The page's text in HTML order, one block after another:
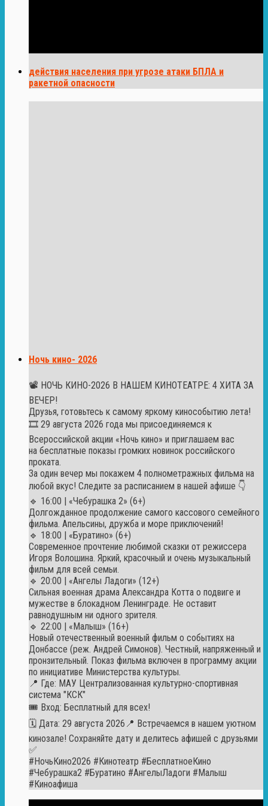
действия населения при угрозе атаки БПЛА и
ракетной опасности
Ночь кино- 2026
📽️ НОЧЬ КИНО-2026 В НАШЕМ КИНОТЕАТРЕ: 4 ХИТА ЗА
ВЕЧЕР!
Друзья, готовьтесь к самому яркому кинособытию лета!
🎞️ 29 августа 2026 года мы присоединяемся к
Всероссийской акции «Ночь кино» и приглашаем вас
на бесплатные показы громких новинок российского
проката.
За один вечер мы покажем 4 полнометражных фильма на
любой вкус! Следите за расписанием в нашей афише 👇
🔹 16:00 | «Чебурашка 2» (6+)
Долгожданное продолжение самого кассового семейного
фильма. Апельсины, дружба и море приключений!
🔹 18:00 | «Буратино» (6+)
Современное прочтение любимой сказки от режиссера
Игоря Волошина. Яркий, красочный и очень музыкальный
фильм для всей семьи.
🔹 20:00 | «Ангелы Ладоги» (12+)
Сильная военная драма Александра Котта о подвиге и
мужестве в блокадном Ленинграде. Не оставит
равнодушным ни одного зрителя.
🔹 22:00 | «Малыш» (16+)
Новый отечественный военный фильм о событиях на
Донбассе (реж. Андрей Симонов). Честный, напряженный и
пронзительный. Показ фильма включен в программу акции
по инициативе Министерства культуры.
📍 Где: МАУ Централизованная культурно-спортивная
система "КСК"
🎟️ Вход: Бесплатный для всех!
🗓 Дата: 29 августа 2026📍 Встречаемся в нашем уютном
кинозале! Сохраняйте дату и делитесь афишей с друзьями
✅
#НочьКино2026 #Кинотеатр #БесплатноеКино
#Чебурашка2 #Буратино #АнгелыЛадоги #Малыш
#Киноафиша